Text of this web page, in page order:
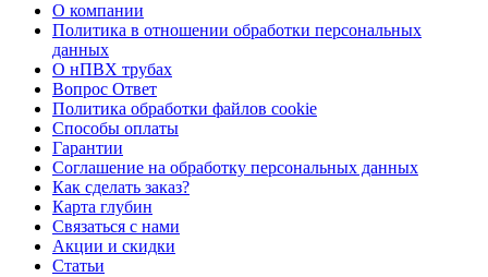
О компании
Политика в отношении обработки персональных
данных
О нПВХ трубах
Вопрос Ответ
Политика обработки файлов cookie
Способы оплаты
Гарантии
Соглашение на обработку персональных данных
Как сделать заказ?
Карта глубин
Связаться с нами
Акции и скидки
Статьи